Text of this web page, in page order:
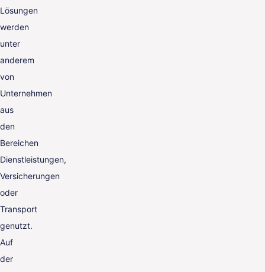
Lösungen
werden
unter
anderem
von
Unternehmen
aus
den
Bereichen
Dienstleistungen,
Versicherungen
oder
Transport
genutzt.
Auf
der